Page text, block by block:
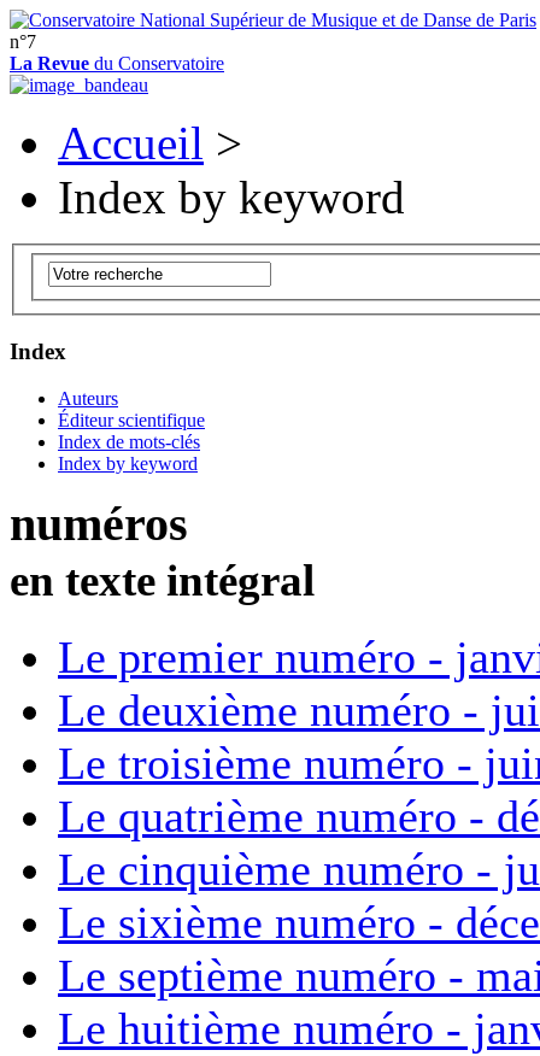
n°7
La Revue du Conservatoire
Accueil >
Index by keyword
Index
Auteurs
Éditeur scientifique
Index de mots-clés
Index by keyword
numéros
en texte intégral
Le premier numéro -
Le deuxième numéro -
Le troisième numéro -
Le quatrième numéro -
Le cinquième numéro -
Le sixième numéro -
Le septième numéro -
Le huitième numéro -